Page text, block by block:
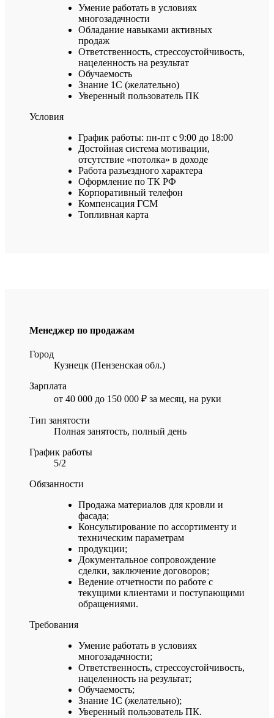
Умение работать в условиях
многозадачности
Обладание навыками активных
продаж
Ответственность, стрессоустойчивость,
нацеленность на результат
Обучаемость
Знание 1С (желательно)
Уверенный пользователь ПК
Условия
График работы: пн-пт с 9:00 до 18:00
Достойная система мотивации,
отсутствие «потолка» в доходе
Работа разъездного характера
Оформление по ТК РФ
Корпоративный телефон
Компенсация ГСМ
Топливная карта
Менеджер по продажам
Город
Кузнецк (Пензенская обл.)
Зарплата
от 40 000 до 150 000 ₽ за месяц, на руки
Тип занятости
Полная занятость, полный день
График работы
5/2
Обязанности
Продажа материалов для кровли и
фасада;
Консультирование по ассортименту и
техническим параметрам
продукции;
Документальное сопровождение
сделки, заключение договоров;
Ведение отчетности по работе с
текущими клиентами и поступающими
обращениями.
Требования
Умение работать в условиях
многозадачности;
Ответственность, стрессоустойчивость,
нацеленность на результат;
Обучаемость;
Знание 1С (желательно);
Уверенный пользователь ПК.